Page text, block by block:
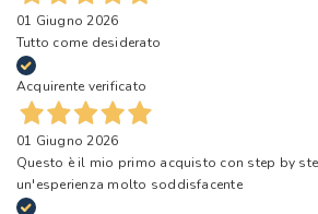
01 Giugno 2026
Tutto come desiderato
Acquirente verificato
01 Giugno 2026
Questo è il mio primo acquisto con step by
un'esperienza molto soddisfacente